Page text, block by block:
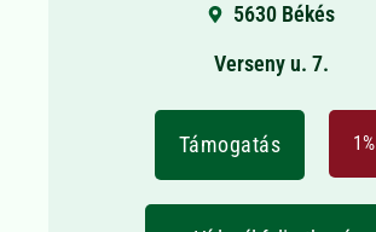
5630 Békés
Verseny u. 7.
Támogatás 1%